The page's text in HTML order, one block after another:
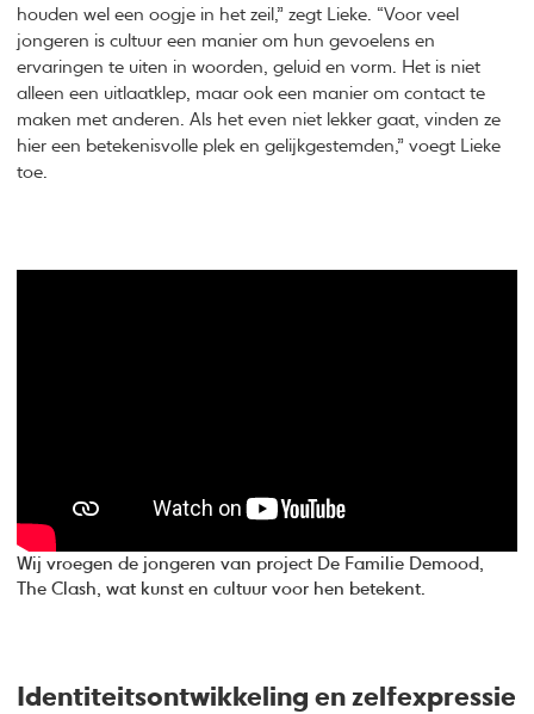
houden wel een oogje in het zeil,” zegt Lieke. “Voor veel
jongeren is cultuur een manier om hun gevoelens en
ervaringen te uiten in woorden, geluid en vorm. Het is niet
alleen een uitlaatklep, maar ook een manier om contact te
maken met anderen. Als het even niet lekker gaat, vinden ze
hier een betekenisvolle plek en gelijkgestemden,” voegt Lieke
toe.
Wij vroegen de jongeren van project De Familie Demood,
The Clash, wat kunst en cultuur voor hen betekent.
Identiteitsontwikkeling en zelfexpressie